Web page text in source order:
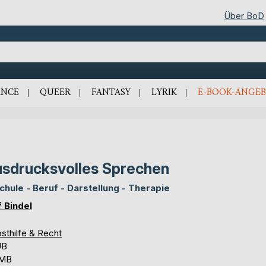
Über BoD
QUEER FANTASY LYRIK E-BOOK-
Sprechen
- Beruf - Darstellung - Therapie
Bindel
& Recht